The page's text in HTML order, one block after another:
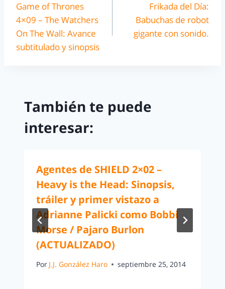
Game of Thrones
4×09 – The Watchers
On The Wall: Avance
subtitulado y sinopsis
Frikada del Día:
Babuchas de robot
gigante con sonido.
También te puede
interesar:
Agentes de SHIELD 2×02 –
Heavy is the Head: Sinopsis,
tráiler y primer vistazo a
Adrianne Palicki como Bobbi
Morse / Pajaro Burlon
(ACTUALIZADO)
Por J.J. González Haro septiembre 25, 2014